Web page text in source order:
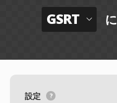
GSRT に
設定